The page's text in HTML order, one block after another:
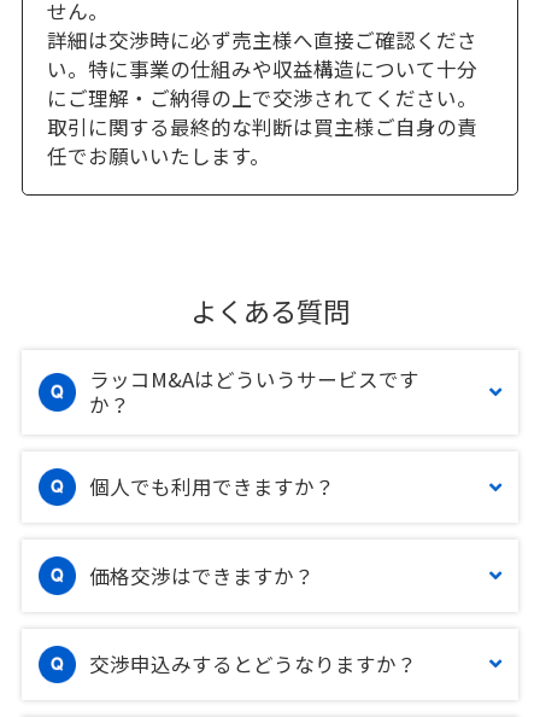
せん。
詳細は交渉時に必ず売主様へ直接ご確認くださ
い。特に事業の仕組みや収益構造について十分
にご理解・ご納得の上で交渉されてください。
取引に関する最終的な判断は買主様ご自身の責
任でお願いいたします。
よくある質問
ラッコM&Aはどういうサービスです
か？
個人でも利用できますか？
価格交渉はできますか？
交渉申込みするとどうなりますか？